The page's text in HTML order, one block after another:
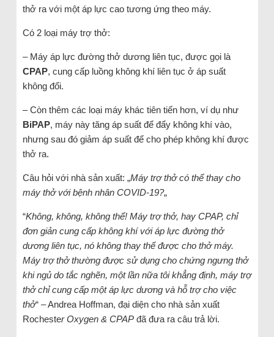
thở ra với một áp lực cao tương ứng theo máy.
Có 2 loại máy trợ thở:
– Máy áp lực đường thở dương liên tục, được gọi là
CPAP, cung cấp luồng không khí liên tục ở áp suất
không đổi.
– Còn thêm các loại máy khác tiên tiến hơn, ví dụ như
BiPAP, máy này tăng áp suất để đẩy không khí vào,
nhưng sau đó giảm áp suất để cho phép không khí được
thở ra.
Câu hỏi với nhà sản xuất: „Máy trợ thở có thể thay cho
máy thở với bệnh nhân COVID-19?„
“Không, không, không thể! Máy trợ thở, hay CPAP, chỉ
đơn giản cung cấp không khí với áp lực đường thở
dương liên tục, nó không thay thế được cho thở máy.
Máy trợ thở thường được sử dụng cho chứng ngưng thở
khi ngủ do tắc nghẽn, một lần nữa tôi khẳng định, máy trợ
thở chỉ cung cấp một áp lực dương và hỗ trợ cho việc
thở“ – Andrea Hoffman, đại diện cho nhà sản xuất
Rochester Oxygen & CPAPđã đưa ra câu trả lời.